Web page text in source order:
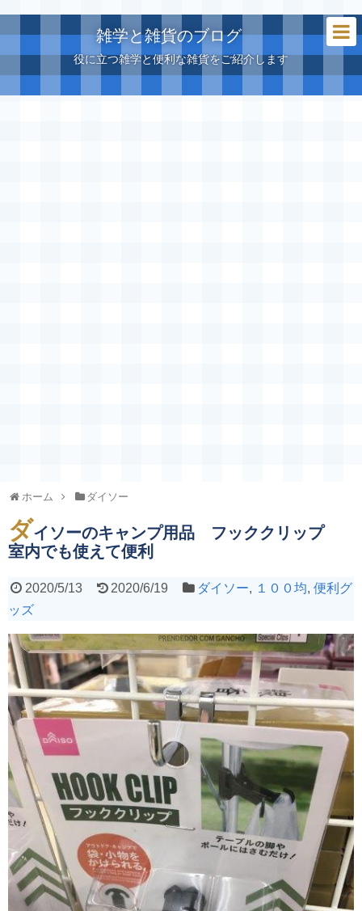
雑学と雑貨のブログ
役に立つ雑学と便利な雑貨をご紹介します
ホーム ダイソー
ダイソーのキャンプ用品 フッククリップ
室内でも使えて便利
2020/5/13 2020/6/19 ダイソー, １００均,便利グ
ッズ